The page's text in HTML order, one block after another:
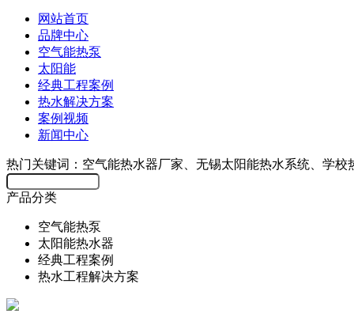
网站首页
品牌中心
空气能热泵
太阳能
经典工程案例
热水解决方案
案例视频
新闻中心
热门关键词：空气能热水器厂家、无锡太阳能热水系统、学校
产品分类
空气能热泵
太阳能热水器
经典工程案例
热水工程解决方案